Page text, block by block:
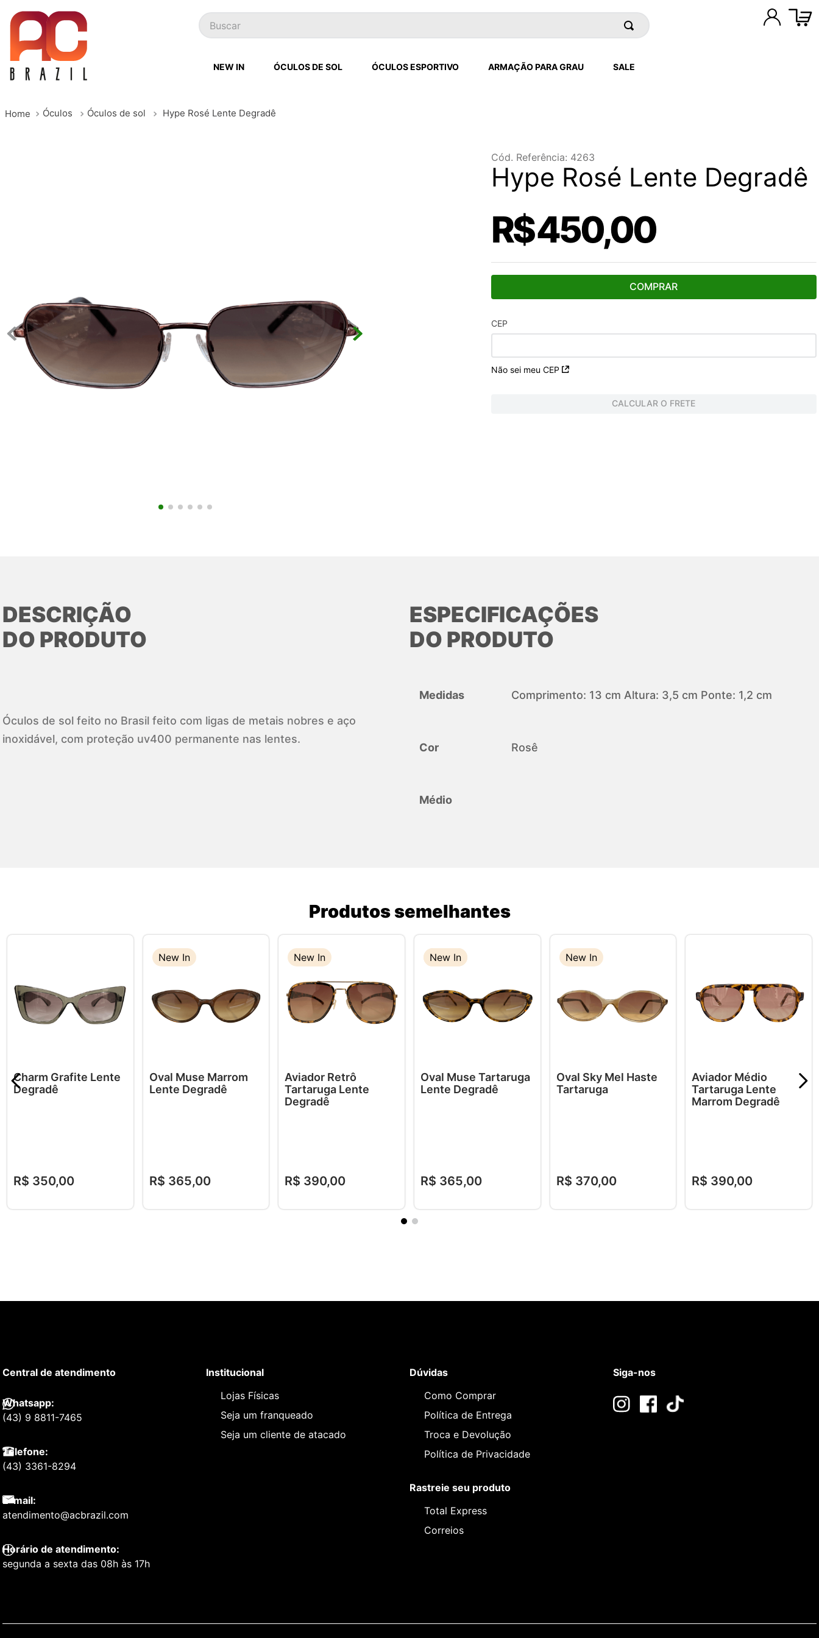
Buscar
NEW IN ÓCULOS DE SOL ÓCULOS ESPORTIVO ARMAÇÃO PARA GRAU SALE
Óculos Óculos de sol Hype Rosé Lente Degradê
Cód. Referência: 4263
Hype Rosé Lente Degradê
R$450,00
COMPRAR
CEP
Não sei meu CEP
CALCULAR O FRETE
DESCRIÇÃO
DO PRODUTO
Óculos de sol feito no Brasil feito com ligas de metais nobres e aço
inoxidável, com proteção uv400 permanente nas lentes.
ESPECIFICAÇÕES
DO PRODUTO
Medidas Comprimento: 13 cm Altura: 3,5 cm Ponte: 1,2 cm
Cor Rosê
Médio
Produtos semelhantes
Charm Grafite Lente
Degradê
R$ 350,00
New In
Oval Muse Marrom
Lente Degradê
R$ 365,00
New In
Aviador Retrô
Tartaruga Lente
Degradê
R$ 390,00
New In
New In
Oval Muse Tartaruga
Lente Degradê
R$ 365,00
New In
Oval Sky Mel Haste
Tartaruga
R$ 370,00
Aviador Médio
Tartaruga Lente
Marrom Degradê
R$ 390,00
Central de atendimento
Whatsapp:
(43) 9 8811-7465
Telefone:
(43) 3361-8294
E-mail:
atendimento@acbrazil.com
Horário de atendimento:
segunda a sexta das 08h às 17h
Institucional
Lojas Físicas
Seja um franqueado
Seja um cliente de atacado
Dúvidas
Como Comprar
Política de Entrega
Troca e Devolução
Política de Privacidade
Rastreie seu produto
Total Express
Correios
Siga-nos